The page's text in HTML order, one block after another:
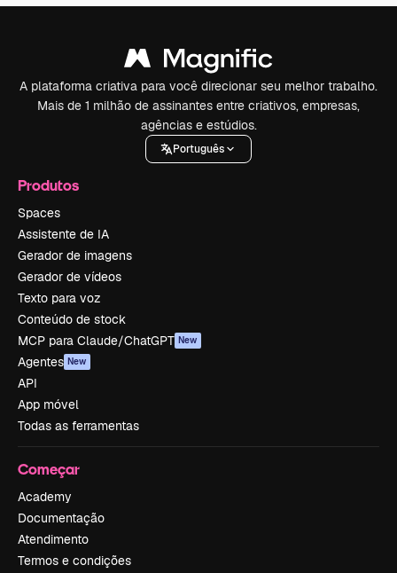
A plataforma criativa para você direcionar seu melhor trabalho.
Mais de 1 milhão de assinantes entre criativos, empresas,
agências e estúdios.
Português
Produtos
Spaces
Assistente de IA
Gerador de imagens
Gerador de vídeos
Texto para voz
Conteúdo de stock
MCP para Claude/ChatGPT New
Agentes New
API
App móvel
Todas as ferramentas
Começar
Academy
Documentação
Atendimento
Termos e condições